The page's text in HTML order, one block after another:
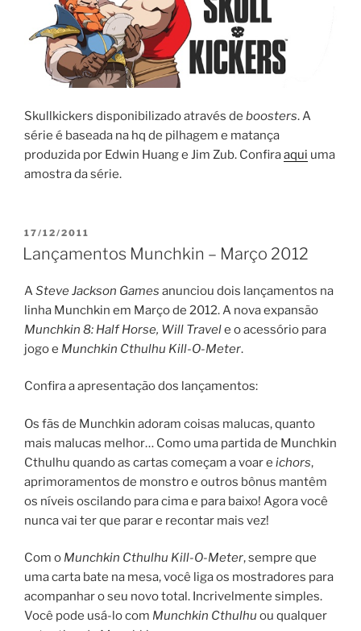
Skullkickers disponibilizado através de boosters. A
série é baseada na hq de pilhagem e matança
produzida por Edwin Huang e Jim Zub. Confiraaqui uma
amostra da série.
PUBLICADO
EM
17/12/2011
Lançamentos Munchkin – Março 2012
ASteve Jackson Games anunciou dois lançamentos na
linha Munchkin em Março de 2012. A nova expansão
Munchkin 8: Half Horse, Will Travele o acessório para
jogo e Munchkin Cthulhu Kill-O-Meter.
Confira a apresentação dos lançamentos:
Os fãs de Munchkin adoram coisas malucas, quanto
mais malucas melhor… Como uma partida de Munchkin
Cthulhu quando as cartas começam a voar e ichors,
aprimoramentos de monstro e outros bônus mantêm
os níveis oscilando para cima e para baixo! Agora você
nunca vai ter que parar e recontar mais vez!
Com o Munchkin Cthulhu Kill-O-Meter, sempre que
uma carta bate na mesa, você liga os mostradores para
acompanhar o seu novo total. Incrivelmente simples.
Você pode usá-lo com Munchkin Cthulhu ou qualquer